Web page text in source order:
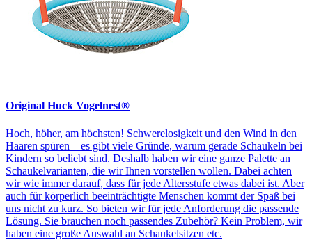
Original Huck Vogelnest®
Hoch, höher, am höchsten! Schwerelosigkeit und den Wind in den
Haaren spüren – es gibt viele Gründe, warum gerade Schaukeln bei
Kindern so beliebt sind. Deshalb haben wir eine ganze Palette an
Schaukelvarianten, die wir Ihnen vorstellen wollen. Dabei achten
wir wie immer darauf, dass für jede Altersstufe etwas dabei ist. Aber
auch für körperlich beeinträchtigte Menschen kommt der Spaß bei
uns nicht zu kurz. So bieten wir für jede Anforderung die passende
Lösung. Sie brauchen noch passendes Zubehör? Kein Problem, wir
haben eine große Auswahl an Schaukelsitzen etc.